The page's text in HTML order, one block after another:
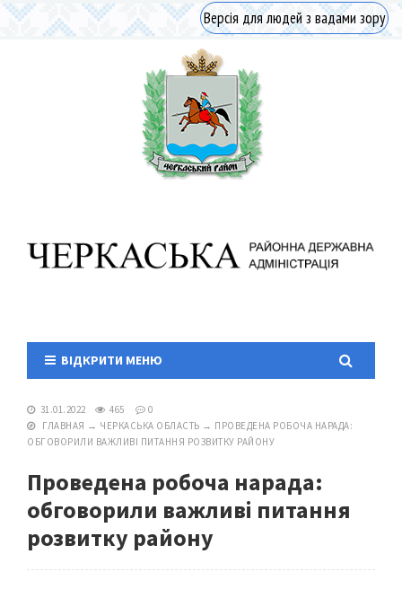
Версія для людей з вадами зору
ВІДКРИТИ МЕНЮ
31.01.2022 465
0
ГЛАВНАЯ → ЧЕРКАСЬКА ОБЛАСТЬ → ПРОВЕДЕНА РОБОЧА НАРАДА:
ОБГОВОРИЛИ ВАЖЛИВІ ПИТАННЯ РОЗВИТКУ РАЙОНУ
Проведена робоча нарада:
обговорили важливі питання
розвитку району